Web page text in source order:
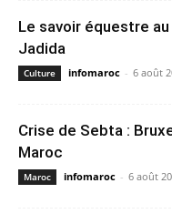
Le savoir équestre
Jadida
Culture infomaroc - 6 août
Crise de Sebta :
Maroc
Maroc infomaroc - 6 août